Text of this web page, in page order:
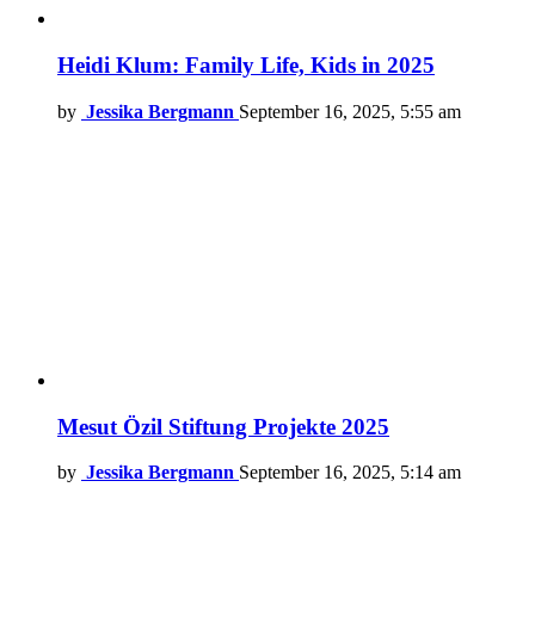
Heidi Klum: Family Life, Kids in 2025
by Jessika Bergmann September 16, 2025, 5:55 am
Mesut Özil Stiftung Projekte 2025
by Jessika Bergmann September 16, 2025, 5:14 am